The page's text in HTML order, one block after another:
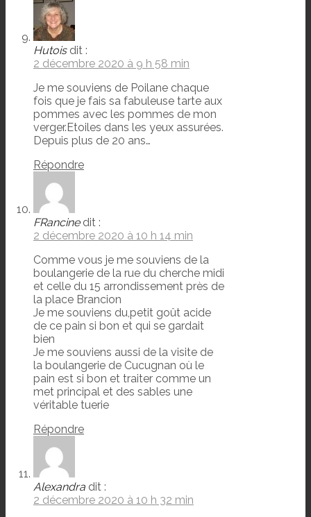
Hutois dit :
2 décembre 2020 à 9 h 58 min
Je me souviens de Poilane chaque
fois que je fais sa fabuleuse tarte aux
pommes avec les pommes de mon
verger.Etoiles dans les yeux assurées.
Depuis plus de 20 ans…
Répondre
FRancine dit :
2 décembre 2020 à 10 h 14 min
Comme vous je me souviens de la
boulangerie de la rue du cherche midi
et celle du 15 arrondissement près de
la place Brancion
Je me souviens du,petit goût acide
de ce pain si bon et qui se gardait
bien
Je me souviens aussi de la visite de
la boulangerie de Cucugnan où le
pain est si bon et traiter comme un
met principal et des sables une
véritable tuerie
Répondre
Alexandra dit :
2 décembre 2020 à 10 h 32 min